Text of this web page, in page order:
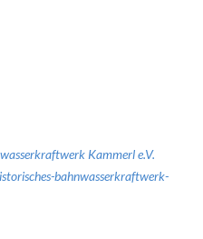
Kammerl e.V.
bahnwasserkraftwerk-